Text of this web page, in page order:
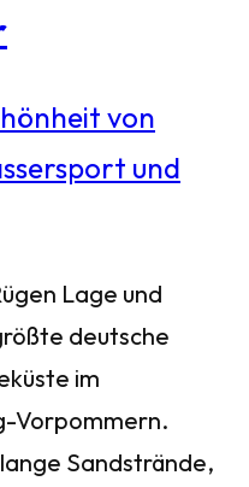
Lage und
deutsche
im
Vorpommern.
Sandstrände,